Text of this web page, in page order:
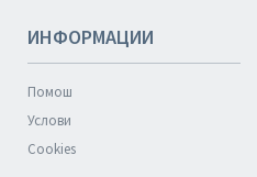
ИНФОРМАЦИИ
Помош
Услови
Cookies